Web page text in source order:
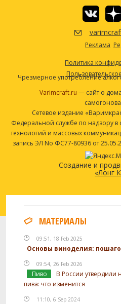
Реклама
Политика
Чрезмерное употребление
Varimcraft.ru — сайт о
Сетевое издание
Федеральной службе по надзору
технологий и массовых
запись ЭЛ No ФС77-80936 от
Создание и
«Лонг
МАТЕРИАЛЫ
09:51, 18 Feb 2025
Основы виноделия:
09:54, 26 Feb 2026
Пиво
В России утвердили
пива: что изменится
11:10, 6 Sep 2024